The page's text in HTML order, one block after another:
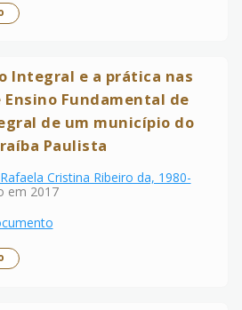
Integral e a prática nas
Ensino Fundamental de
de um município do
Paulista
Cristina Ribeiro da, 1980-
em 2017